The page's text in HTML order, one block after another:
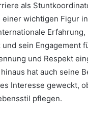
als
einer wichtigen Figur
Erfahrung,
und sein Engagement
und Respekt
hat auch seine
Interesse geweckt,
pflegen.